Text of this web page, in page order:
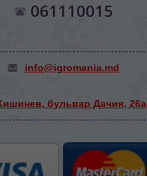
061110015
info@igromania.md
бульвар Дачия, 26а